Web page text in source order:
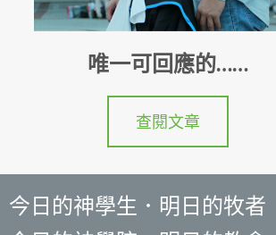
唯一可回應的……
查閱文章
今日的神學生．明日的牧者